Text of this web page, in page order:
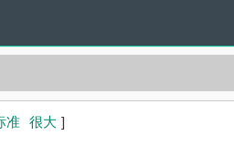
准 很大 ]